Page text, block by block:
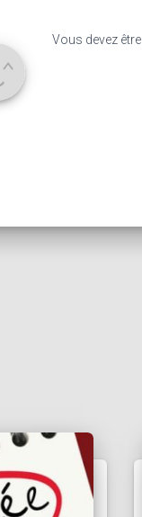
Vous devez être